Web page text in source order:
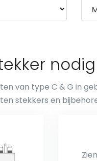
van type C & G in
stekkers en